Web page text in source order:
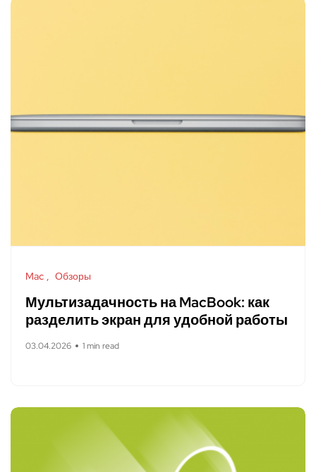
Mac Обзоры
Мультизадачность на MacBook: как
разделить экран для удобной работы
03.04.2026 1 min read